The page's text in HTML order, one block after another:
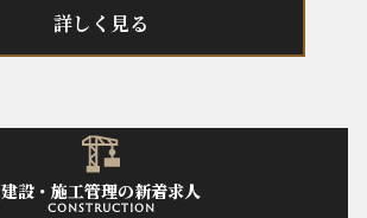
詳しく見る
建設・施工管理の新着求人
construction